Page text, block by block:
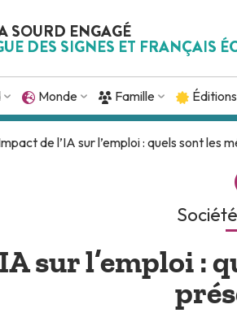
SOURD ENGAGÉ
DES SIGNES ET FRANÇAIS
Monde Famille
de l’IA sur l’emploi : quels sont les
sur l’emploi :